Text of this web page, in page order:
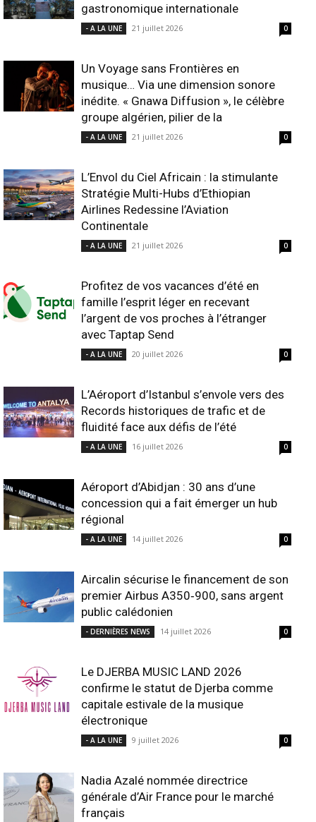
gastronomique internationale
- A LA UNE 21 juillet 2026 0
Un Voyage sans Frontières en
musique… Via une dimension sonore
inédite. « Gnawa Diffusion », le célèbre
groupe algérien, pilier de la
- A LA UNE 21 juillet 2026 0
L’Envol du Ciel Africain : la stimulante
Stratégie Multi-Hubs d’Ethiopian
Airlines Redessine l’Aviation
Continentale
- A LA UNE 21 juillet 2026 0
Profitez de vos vacances d’été en
famille l’esprit léger en recevant
l’argent de vos proches à l’étranger
avec Taptap Send
- A LA UNE 20 juillet 2026 0
L’Aéroport d’Istanbul s’envole vers des
Records historiques de trafic et de
fluidité face aux défis de l’été
- A LA UNE 16 juillet 2026 0
Aéroport d’Abidjan : 30 ans d’une
concession qui a fait émerger un hub
régional
- A LA UNE 14 juillet 2026 0
Aircalin sécurise le financement de son
premier Airbus A350‑900, sans argent
public calédonien
- DERNIÈRES NEWS 14 juillet 2026 0
Le DJERBA MUSIC LAND 2026
confirme le statut de Djerba comme
capitale estivale de la musique
électronique
- A LA UNE 9 juillet 2026 0
Nadia Azalé nommée directrice
générale d’Air France pour le marché
français